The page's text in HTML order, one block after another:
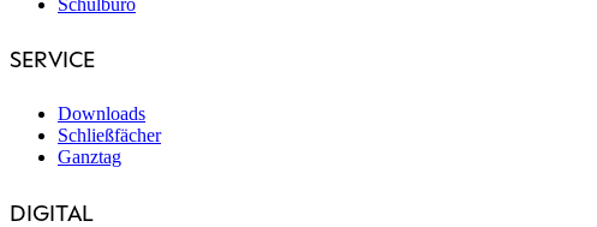
SERVICE
Downloads
Schließfächer
Ganztag
DIGITAL